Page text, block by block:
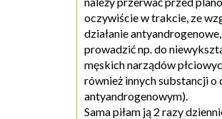
oczywiście w trakcie, ze
działanie
prowadzić np. do
męskich narządów
również innych substancji o
antyandrogenowym).
Sama piłam ją 2 razy